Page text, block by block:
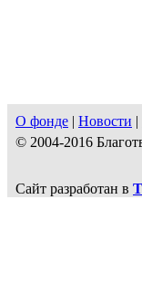
О фонде | Новости |
© 2004-2016
Сайт разработан в